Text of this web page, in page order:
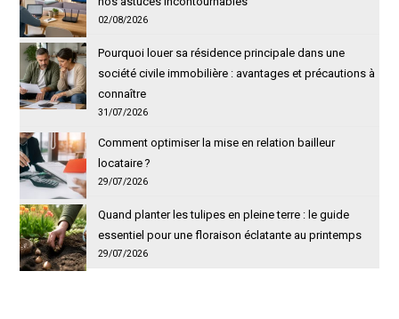
02/08/2026
Pourquoi louer sa résidence principale dans une
société civile immobilière : avantages et précautions à
connaître
31/07/2026
Comment optimiser la mise en relation bailleur
locataire ?
29/07/2026
Quand planter les tulipes en pleine terre : le guide
essentiel pour une floraison éclatante au printemps
29/07/2026